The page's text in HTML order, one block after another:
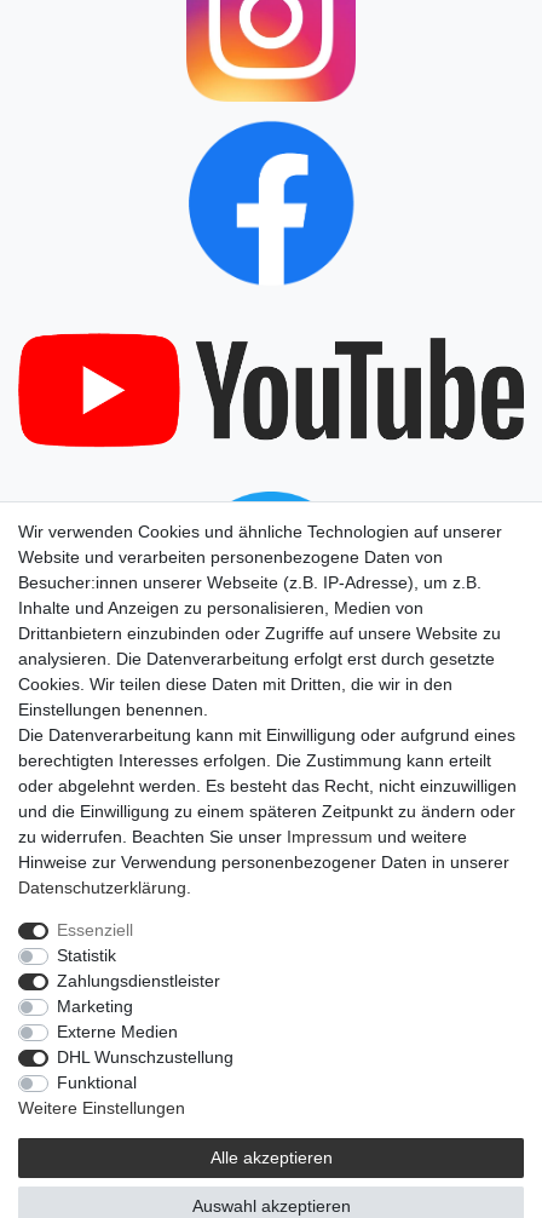
Impressum
Barrierefreiheitserklärung
Vertrag widerrufen
Wir verwenden Cookies und ähnliche Technologien auf unserer
Website und verarbeiten personenbezogene Daten von
Besucher:innen unserer Webseite (z.B. IP-Adresse), um z.B.
Inhalte und Anzeigen zu personalisieren, Medien von
Drittanbietern einzubinden oder Zugriffe auf unsere Website zu
analysieren. Die Datenverarbeitung erfolgt erst durch gesetzte
Cookies. Wir teilen diese Daten mit Dritten, die wir in den
Einstellungen benennen.
Die Datenverarbeitung kann mit Einwilligung oder aufgrund eines
berechtigten Interesses erfolgen. Die Zustimmung kann erteilt
oder abgelehnt werden. Es besteht das Recht, nicht einzuwilligen
und die Einwilligung zu einem späteren Zeitpunkt zu ändern oder
zu widerrufen. Beachten Sie unser Impressum und weitere
Hinweise zur Verwendung personenbezogener Daten in unserer
Daten­schutz­erklärung
Essenziell
Statistik
Zahlungsdienstleister
Marketing
Externe Medien
DHL Wunschzustellung
Funktional
Weitere Einstellungen
Alle akzeptieren
Auswahl akzeptieren